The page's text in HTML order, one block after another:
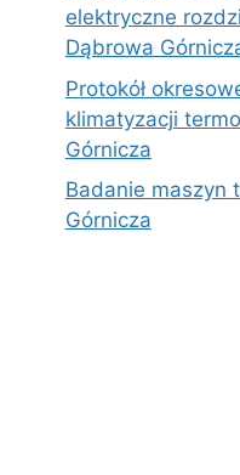
elektryczne
Dąbrowa
Protokół
klimatyzacji
Górnicza
Badanie maszyn
Górnicza